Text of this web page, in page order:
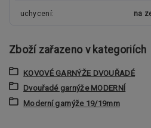
uchycení na
Zboží zařazeno v kategoriích
KOVOVÉ GARNÝŽE DVOUŘADÉ
Dvouřadé garnýže MODERNÍ
Moderní garnýže 19/19mm